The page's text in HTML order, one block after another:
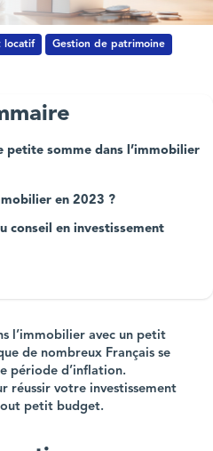
locatif Gestion de patrimoine
petite somme dans l’immobilier
en 2023 ?
conseil en investissement
l’immobilier avec un petit
de nombreux Français se
période d’inflation.
réussir votre investissement
petit budget.